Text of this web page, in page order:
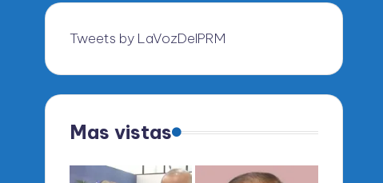
Tweets by LaVozDelPRM
Mas vistas